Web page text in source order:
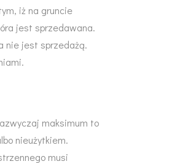
iż na gruncie
jest sprzedawana.
nie jest sprzedażą.
maksimum to
nieużytkiem.
musi